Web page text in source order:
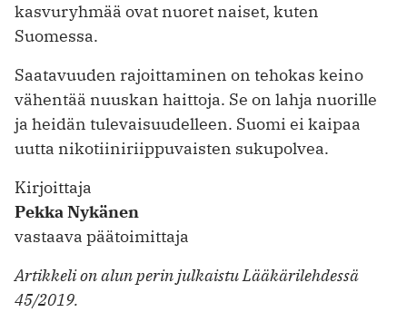
kasvuryhmää ovat nuoret naiset, kuten
Suomessa.
Saatavuuden rajoittaminen on tehokas keino
vähentää nuuskan haittoja. Se on lahja nuorille
ja heidän tulevaisuudelleen. Suomi ei kaipaa
uutta nikotiiniriippuvaisten sukupolvea.
Kirjoittaja
Pekka Nykänen
vastaava päätoimittaja
Artikkeli on alun perin julkaistu Lääkärilehdessä
45/2019.